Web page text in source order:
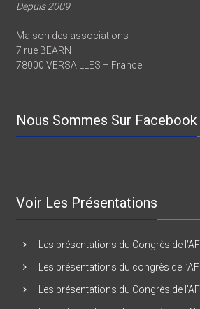
Depuis 2009
Maison des associations
7 rue BEARN
78000 VERSAILLES – France
Nous Sommes Sur Facebook
Voir Les Présentations
Les présentations du Congrès de
Les présentations du congrès de
Les présentations du Congrès de